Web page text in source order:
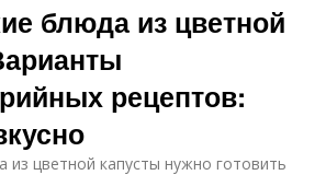
блюда из цветной
рецептов:
из цветной капусты нужно готовить